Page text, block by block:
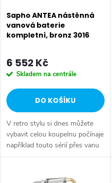
p
r
o
d
u
k
t
ů
p
r
o
d
u
k
t
Sapho ANTEA nástěnná
vanová baterie
kompletní, bronz 3016
6 552 Kč
Skladem na centrále
DO KOŠÍKU
V retro stylu si dnes můžete
vybavit celou koupelnu počínaje
například touto sérií přes vanu
Retro, doplňky Diamond až po
Dojem starší patiny může...